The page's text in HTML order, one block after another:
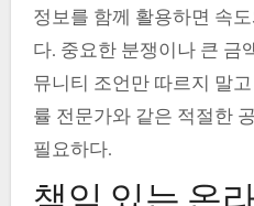
정보를 함께 활용하면 속
다. 중요한 분쟁이나 큰 금
뮤니티 조언만 따르지 말
률 전문가와 같은 적절한
필요하다.